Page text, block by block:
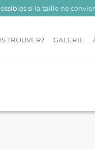
si la taille ne
TROUVER? GALERIE